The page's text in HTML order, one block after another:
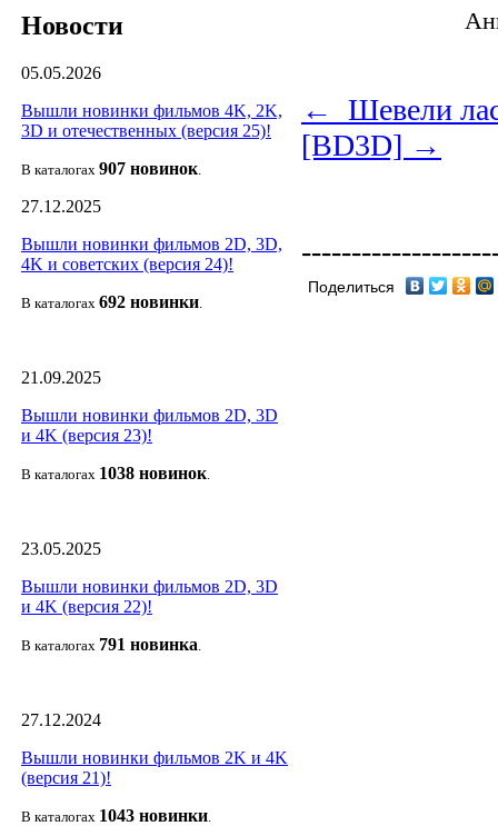
Новости
05.05.2026
Вышли новинки фильмов 4K, 2K,
3D и отечественных (версия 25)!
В каталогах 907 новинок.
27.12.2025
Вышли новинки фильмов 2D, 3D,
4K и советских (версия 24)!
В каталогах 692 новинки.
21.09.2025
Вышли новинки фильмов 2D, 3D
и 4K (версия 23)!
В каталогах 1038 новинок.
23.05.2025
Вышли новинки фильмов 2D, 3D
и 4K (версия 22)!
В каталогах 791 новинка.
27.12.2024
Вышли новинки фильмов 2K и 4K
(версия 21)!
В каталогах 1043 новинки.
← Шевели
[BD3D] →
Поделиться